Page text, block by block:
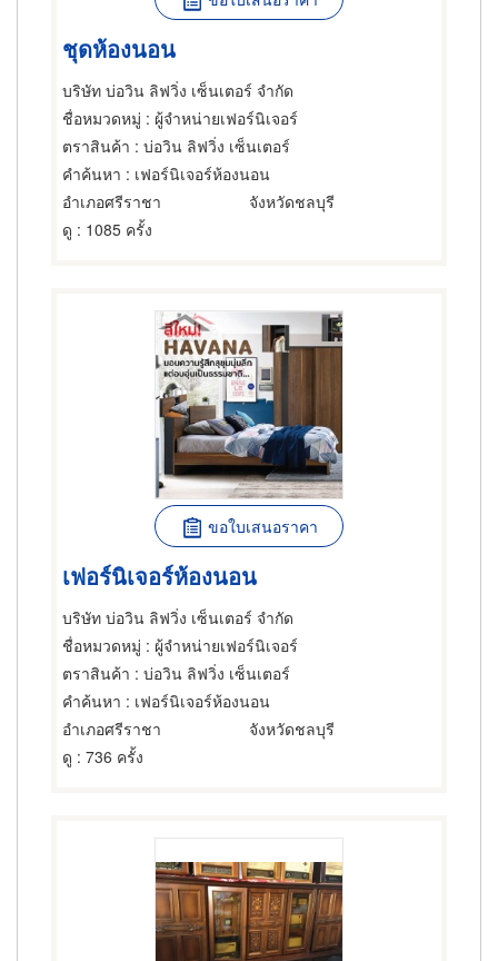
ชุดห้องนอน
บริษัท บ่อวิน ลิฟวิ่ง เซ็นเตอร์ จำกัด
ชื่อหมวดหมู่ : ผู้จำหน่ายเฟอร์นิเจอร์
ตราสินค้า : บ่อวิน ลิฟวิ่ง เซ็นเตอร์
คำค้นหา : เฟอร์นิเจอร์ห้องนอน
อำเภอศรีราชา
จังหวัดชลบุรี
ดู : 1085 ครั้ง
ขอใบเสนอราคา
เฟอร์นิเจอร์ห้องนอน
บริษัท บ่อวิน ลิฟวิ่ง เซ็นเตอร์ จำกัด
ชื่อหมวดหมู่ : ผู้จำหน่ายเฟอร์นิเจอร์
ตราสินค้า : บ่อวิน ลิฟวิ่ง เซ็นเตอร์
คำค้นหา : เฟอร์นิเจอร์ห้องนอน
อำเภอศรีราชา
จังหวัดชลบุรี
ดู : 736 ครั้ง